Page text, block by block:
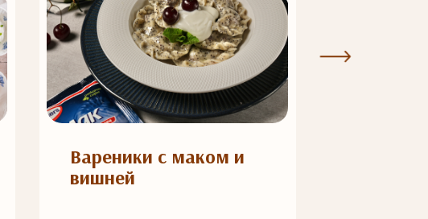
Вареники с маком и
вишней